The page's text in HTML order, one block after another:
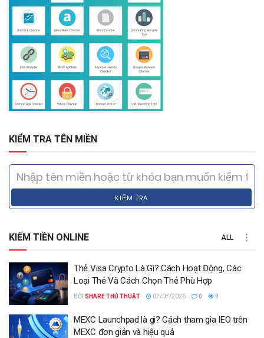
KIỂM TRA TÊN MIỀN
KIỂM TRA
KIẾM TIỀN ONLINE ALL
Thẻ Visa Crypto Là Gì? Cách Hoạt Động, Các
Loại Thẻ Và Cách Chọn Thẻ Phù Hợp
BỞI SHARE THỦ THUẬT 07/07/2026 0 9
MEXC Launchpad là gì? Cách tham gia IEO trên
MEXC đơn giản và hiệu quả